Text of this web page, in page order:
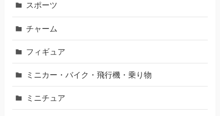
スポーツ
チャーム
フィギュア
ミニカー・バイク・飛行機・乗り物
ミニチュア